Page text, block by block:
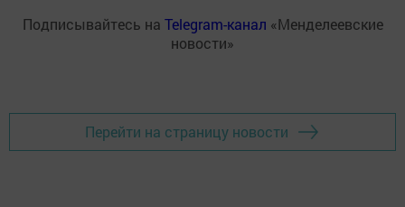
Подписывайтесь на Telegram-канал «Менделеевские
новости»
Перейти на страницу новости